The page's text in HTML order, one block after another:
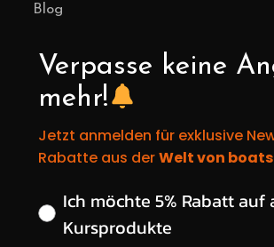
Blog
Verpasse keine
mehr!
Jetzt anmelden für exklusive
Rabatte aus derWelt von
Wähle deinen gewünschten
Ich möchte 5% Rabatt auf
Kursprodukte